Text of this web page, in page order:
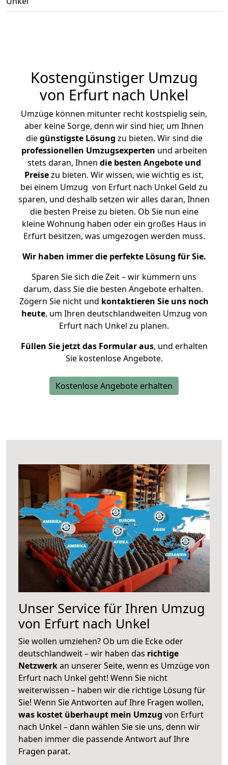
Kostengünstiger Umzug
von Erfurt nach Unkel
Umzüge können mitunter recht kostspielig sein,
aber keine Sorge, denn wir sind hier, um Ihnen
diegünstigste Lösung zu bieten. Wir sind die
professionellen Umzugsexperten und arbeiten
stets daran, Ihnen die besten Angebote und
Preisezu bieten. Wir wissen, wie wichtig es ist,
bei einem Umzug von Erfurt nach Unkel Geld zu
sparen, und deshalb setzen wir alles daran, Ihnen
die besten Preise zu bieten. Ob Sie nun eine
kleine Wohnung haben oder ein großes Haus in
Erfurt besitzen, was umgezogen werden muss.
Wir haben immer die perfekte Lösung für Sie.
Sparen Sie sich die Zeit – wir kümmern uns
darum, dass Sie die besten Angebote erhalten.
Zögern Sie nicht und kontaktieren Sie uns noch
heute, um Ihren deutschlandweiten Umzug von
Erfurt nach Unkel zu planen.
Füllen Sie jetzt das Formular aus, und erhalten
Sie kostenlose Angebote.
Kostenlose Angebote erhalten
Unser Service für Ihren Umzug
von Erfurt nach Unkel
Sie wollen umziehen? Ob um die Ecke oder
deutschlandweit – wir haben das richtige
Netzwerkan unserer Seite, wenn es Umzüge von
Erfurt nach Unkel geht! Wenn Sie nicht
weiterwissen – haben wir die richtige Lösung für
Sie! Wenn Sie Antworten auf Ihre Fragen wollen,
was kostet überhaupt mein Umzug von Erfurt
nach Unkel – dann wählen Sie sie uns, denn wir
haben immer die passende Antwort auf Ihre
Fragen parat.